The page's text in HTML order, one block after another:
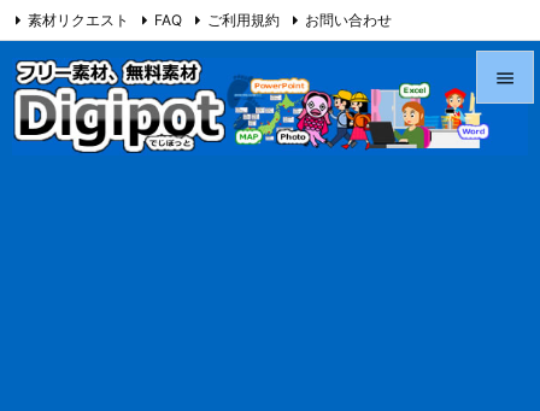

素材リクエスト FAQ ご利用規約 お問い合わせ
当サイト（Digipot.net）について